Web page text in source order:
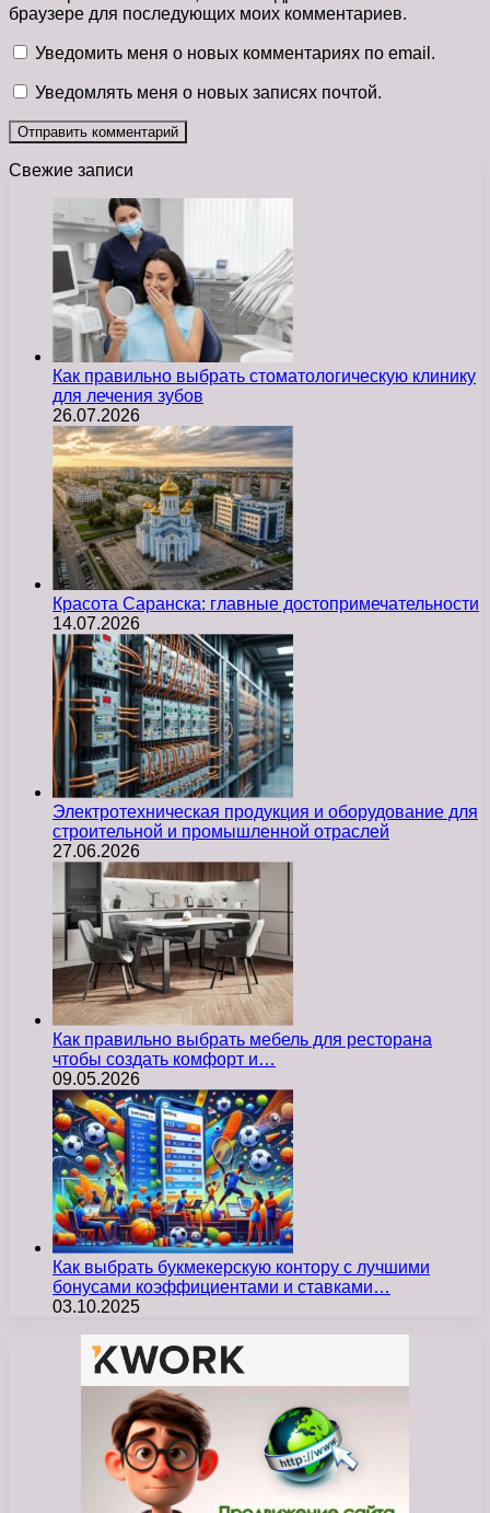
браузере для последующих моих комментариев.
Уведомить меня о новых комментариях по email.
Уведомлять меня о новых записях почтой.
Свежие записи
Как правильно выбрать стоматологическую клинику
для лечения зубов
26.07.2026
Красота Саранска: главные достопримечательности
14.07.2026
Электротехническая продукция и оборудование для
строительной и промышленной отраслей
27.06.2026
Как правильно выбрать мебель для ресторана
чтобы создать комфорт и…
09.05.2026
Как выбрать букмекерскую контору с лучшими
бонусами коэффициентами и ставками…
03.10.2025